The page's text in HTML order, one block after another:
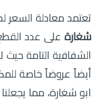
تعتمد معادلة السعر
شغارة على عدد
الشفافية التامة
أيضاً عروضاً خاصة
ابو شغارة، مما